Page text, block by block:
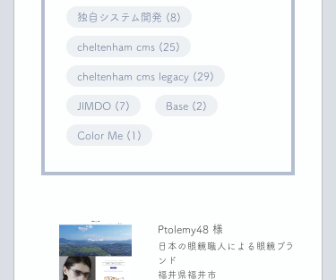
独自システム開発 (8)
cheltenham cms (25)
cheltenham cms legacy (29)
JIMDO (7) Base (2)
Color Me (1)
Ptolemy48 様
日本の眼鏡職人による眼鏡ブラ
ンド
福井県福井市